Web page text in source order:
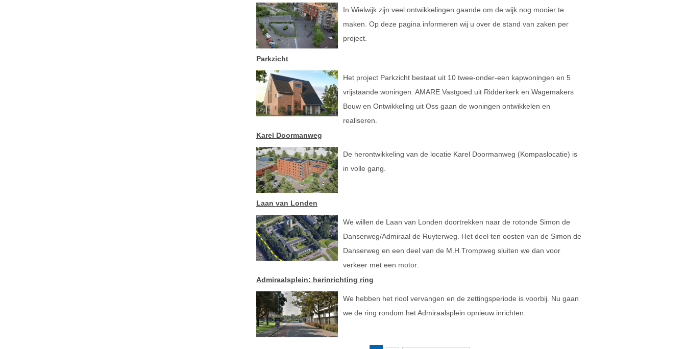
In Wielwijk zijn veel ontwikkelingen gaande om de wijk nog mooier te
maken. Op deze pagina informeren wij u over de stand van zaken per
project.
Parkzicht
Het project Parkzicht bestaat uit 10 twee-onder-een kapwoningen en 5
vrijstaande woningen. AMARE Vastgoed uit Ridderkerk en Wagemakers
Bouw en Ontwikkeling uit Oss gaan de woningen ontwikkelen en
realiseren.
Karel Doormanweg
De herontwikkeling van de locatie Karel Doormanweg (Kompaslocatie) is
in volle gang.
Laan van Londen
We willen de Laan van Londen doortrekken naar de rotonde Simon de
Danserweg/Admiraal de Ruyterweg. Het deel ten oosten van de Simon de
Danserweg en een deel van de M.H.Trompweg sluiten we dan voor
verkeer met een motor.
Admiraalsplein: herinrichting ring
We hebben het riool vervangen en de zettingsperiode is voorbij. Nu gaan
we de ring rondom het Admiraalsplein opnieuw inrichten.